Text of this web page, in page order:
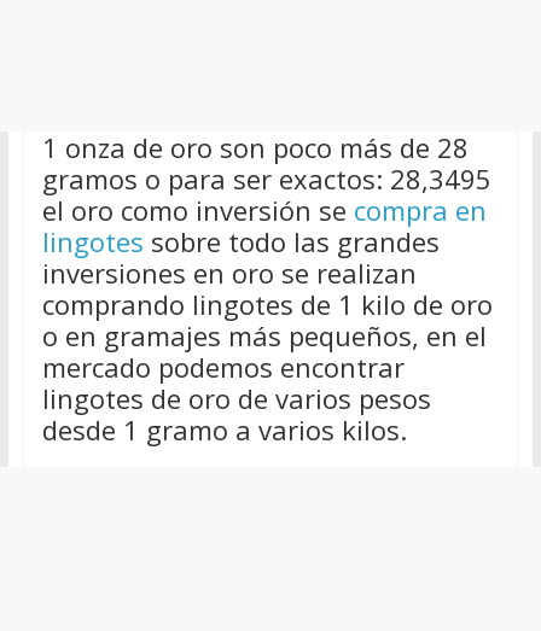
1 onza de oro son poco más de 28
gramos o para ser exactos: 28,3495
el oro como inversión se compra en
lingotes sobre todo las grandes
inversiones en oro se realizan
comprando lingotes de 1 kilo de oro
o en gramajes más pequeños, en el
mercado podemos encontrar
lingotes de oro de varios pesos
desde 1 gramo a varios kilos.